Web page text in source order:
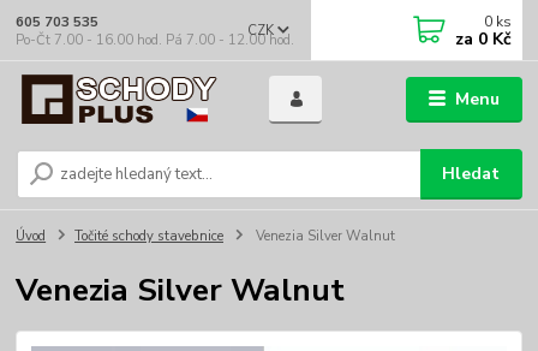
Menu
CZK
Hledat
605 703 535
Po-Čt 7.00 - 16.00 hod. Pá 7.00 - 12.00 hod.
0 ks
za 0 Kč
Úvod Točité schody stavebnice Venezia Silver Walnut
Venezia Silver Walnut